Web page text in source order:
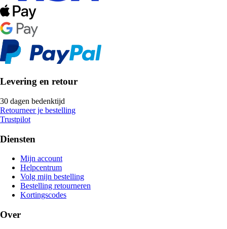
Levering en retour
30 dagen bedenktijd
Retourneer je bestelling
Trustpilot
Diensten
Mijn account
Helpcentrum
Volg mijn bestelling
Bestelling retourneren
Kortingscodes
Over